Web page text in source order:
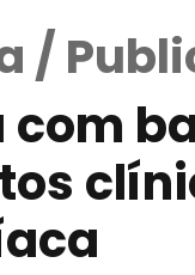
/
com